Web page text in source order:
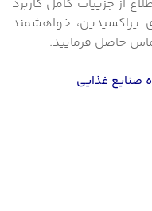
از جزییات کامل کاربرد
خواهشمند
حاصل فرمایید.
صنایع غذایی